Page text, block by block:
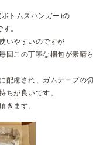
トムスハンガー)の
。
いやすいのですが
回この丁寧な梱包が素晴
配慮され、ガムテープの
ちが良いです。
きます。